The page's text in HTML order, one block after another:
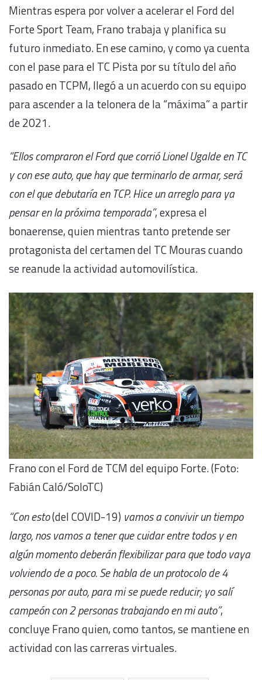
Mientras espera por volver a acelerar el Ford del
Forte Sport Team, Frano trabaja y planifica su
futuro inmediato. En ese camino, y como ya cuenta
con el pase para el TC Pista por su título del año
pasado en TCPM, llegó a un acuerdo con su equipo
para ascender a la telonera de la “máxima” a partir
de 2021.
“Ellos compraron el Ford que corrió Lionel Ugalde en TC
y con ese auto, que hay que terminarlo de armar, será
con el que debutaría en TCP. Hice un arreglo para ya
pensar en la próxima temporada”, expresa el
bonaerense, quien mientras tanto pretende ser
protagonista del certamen del TC Mouras cuando
se reanude la actividad automovilística.
Frano con el Ford de TCM del equipo Forte. (Foto:
Fabián Caló/SoloTC)
“Con esto(del COVID-19) vamos a convivir un tiempo
largo, nos vamos a tener que cuidar entre todos y en
algún momento deberán flexibilizar para que todo vaya
volviendo de a poco. Se habla de un protocolo de 4
personas por auto, para mi se puede reducir; yo salí
campeón con 2 personas trabajando en mi auto”,
concluye Frano quien, como tantos, se mantiene en
actividad con las carreras virtuales.